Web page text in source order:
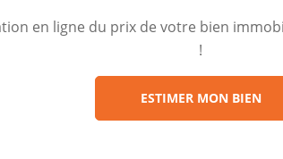
en ligne du prix de votre bien
!
ESTIMER MON BIEN